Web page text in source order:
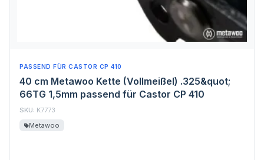
PASSEND FÜR CASTOR CP 410
40 cm Metawoo Kette (Vollmeißel) .325&quot;
66TG 1,5mm passend für Castor CP 410
SKU: K7773
Metawoo